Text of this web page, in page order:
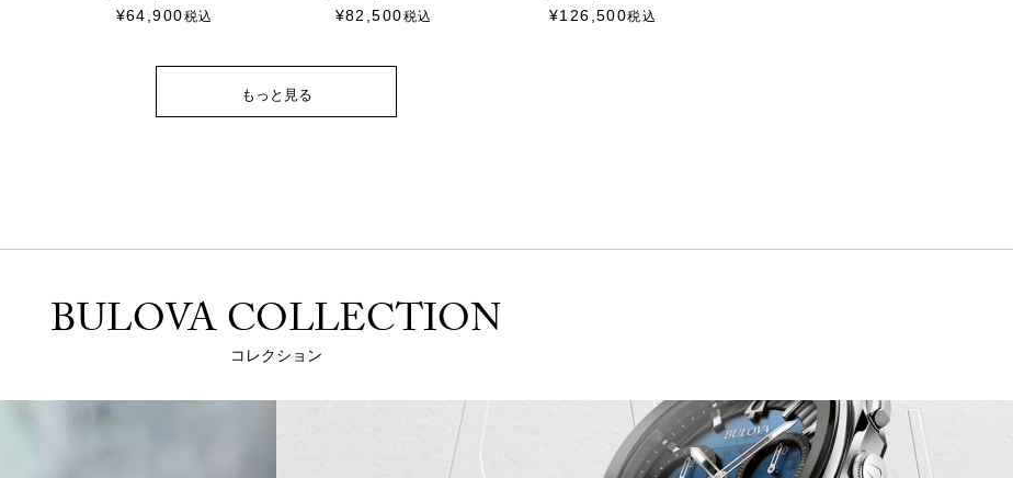
¥64,900税込 ¥82,500税込 ¥126,500税込
もっと見る
BULOVA COLLECTION
コレクション